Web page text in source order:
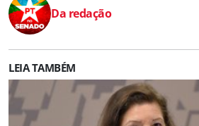
Da redação
LEIA TAMBÉM